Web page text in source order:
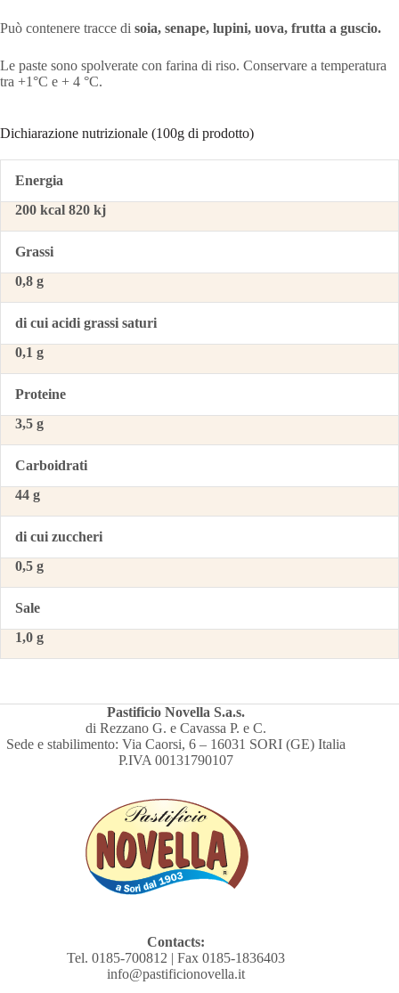
Può contenere tracce di soia, senape, lupini, uova, frutta a guscio.
Le paste sono spolverate con farina di riso. Conservare a temperatura
tra +1°C e + 4 °C.
Dichiarazione nutrizionale (100g di prodotto)
Energia
200 kcal 820 kj
Grassi
0,8 g
di cui acidi grassi saturi
0,1 g
Proteine
3,5 g
Carboidrati
44 g
di cui zuccheri
0,5 g
Sale
1,0 g
Pastificio Novella S.a.s.
di Rezzano G. e Cavassa P. e C.
Sede e stabilimento: Via Caorsi, 6 – 16031 SORI (GE) Italia
P.IVA 00131790107
Contacts:
Tel. 0185-700812 | Fax 0185-1836403
info@pastificionovella.it